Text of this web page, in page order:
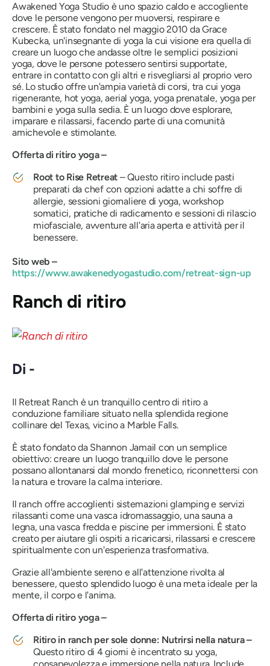
Awakened Yoga Studio è uno spazio caldo e accogliente
dove le persone vengono per muoversi, respirare e
crescere. È stato fondato nel maggio 2010 da Grace
Kubecka, un'insegnante di yoga la cui visione era quella di
creare un luogo che andasse oltre le semplici posizioni
yoga, dove le persone potessero sentirsi supportate,
entrare in contatto con gli altri e risvegliarsi al proprio vero
sé. Lo studio offre un'ampia varietà di corsi, tra cui yoga
rigenerante, hot yoga, aerial yoga, yoga prenatale, yoga per
bambini e yoga sulla sedia. È un luogo dove esplorare,
imparare e rilassarsi, facendo parte di una comunità
amichevole e stimolante.
Offerta di ritiro yoga –
Root to Rise Retreat – Questo ritiro include pasti
preparati da chef con opzioni adatte a chi soffre di
allergie, sessioni giornaliere di yoga, workshop
somatici, pratiche di radicamento e sessioni di rilascio
miofasciale, avventure all'aria aperta e attività per il
benessere.
Sito web –
https://www.awakenedyogastudio.com/retreat-sign-up
Ranch di ritiro
Di -
Il Retreat Ranch è un tranquillo centro di ritiro a
conduzione familiare situato nella splendida regione
collinare del Texas, vicino a Marble Falls.
È stato fondato da Shannon Jamail con un semplice
obiettivo: creare un luogo tranquillo dove le persone
possano allontanarsi dal mondo frenetico, riconnettersi con
la natura e trovare la calma interiore.
Il ranch offre accoglienti sistemazioni glamping e servizi
rilassanti come una vasca idromassaggio, una sauna a
legna, una vasca fredda e piscine per immersioni. È stato
creato per aiutare gli ospiti a ricaricarsi, rilassarsi e crescere
spiritualmente con un'esperienza trasformativa.
Grazie all'ambiente sereno e all'attenzione rivolta al
benessere, questo splendido luogo è una meta ideale per la
mente, il corpo e l'anima.
Offerta di ritiro yoga –
Ritiro in ranch per sole donne: Nutrirsi nella natura –
Questo ritiro di 4 giorni è incentrato su yoga,